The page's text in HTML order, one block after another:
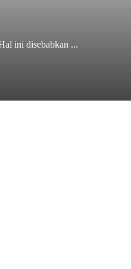
ini disebabkan ...